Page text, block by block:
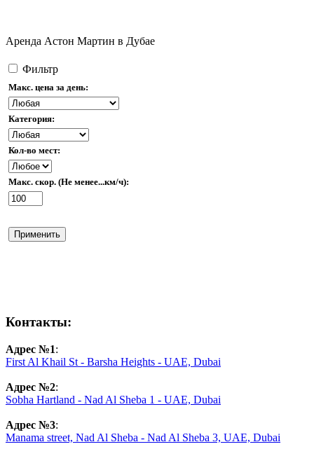
Аренда Астон Мартин в Дубае
Фильтр
Макс. цена за день:
Категория:
Кол-во мест:
Макс. скор. (Не менее...км/ч):
Применить
Контакты:
Адрес №1:
First Al Khail St - Barsha Heights - UAE, Dubai
Адрес №2:
Sobha Hartland - Nad Al Sheba 1 - UAE, Dubai
Адрес №3:
Manama street, Nad Al Sheba - Nad Al Sheba 3, UAE, Dubai